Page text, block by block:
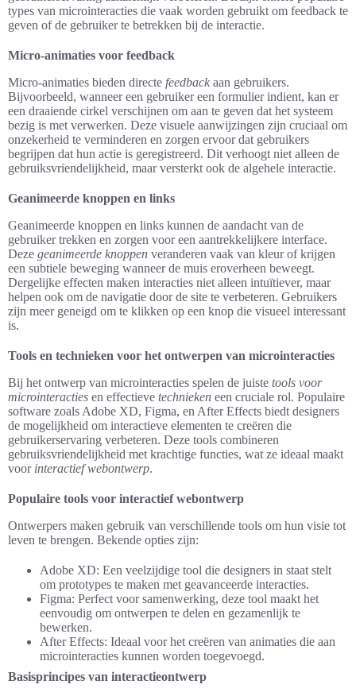
types van microinteracties die vaak worden gebruikt om feedback te
geven of de gebruiker te betrekken bij de interactie.
Micro-animaties voor feedback
Micro-animaties bieden directe feedback aan gebruikers.
Bijvoorbeeld, wanneer een gebruiker een formulier indient, kan er
een draaiende cirkel verschijnen om aan te geven dat het systeem
bezig is met verwerken. Deze visuele aanwijzingen zijn cruciaal om
onzekerheid te verminderen en zorgen ervoor dat gebruikers
begrijpen dat hun actie is geregistreerd. Dit verhoogt niet alleen de
gebruiksvriendelijkheid, maar versterkt ook de algehele interactie.
Geanimeerde knoppen en links
Geanimeerde knoppen en links kunnen de aandacht van de
gebruiker trekken en zorgen voor een aantrekkelijkere interface.
Deze geanimeerde knoppen veranderen vaak van kleur of krijgen
een subtiele beweging wanneer de muis eroverheen beweegt.
Dergelijke effecten maken interacties niet alleen intuïtiever, maar
helpen ook om de navigatie door de site te verbeteren. Gebruikers
zijn meer geneigd om te klikken op een knop die visueel interessant
is.
Tools en technieken voor het ontwerpen van microinteracties
Bij het ontwerp van microinteracties spelen de juiste tools voor
microinteracties en effectieve technieken een cruciale rol. Populaire
software zoals Adobe XD, Figma, en After Effects biedt designers
de mogelijkheid om interactieve elementen te creëren die
gebruikerservaring verbeteren. Deze tools combineren
gebruiksvriendelijkheid met krachtige functies, wat ze ideaal maakt
voor interactief webontwerp.
Populaire tools voor interactief webontwerp
Ontwerpers maken gebruik van verschillende tools om hun visie tot
leven te brengen. Bekende opties zijn:
Adobe XD: Een veelzijdige tool die designers in staat stelt
om prototypes te maken met geavanceerde interacties.
Figma: Perfect voor samenwerking, deze tool maakt het
eenvoudig om ontwerpen te delen en gezamenlijk te
bewerken.
After Effects: Ideaal voor het creëren van animaties die aan
microinteracties kunnen worden toegevoegd.
Basisprincipes van interactieontwerp